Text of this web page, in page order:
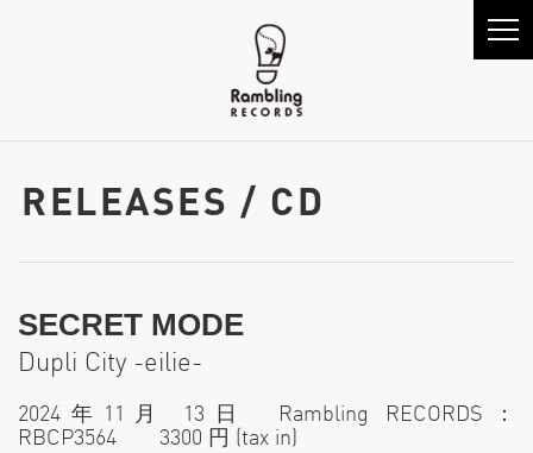
RELEASES / CD
SECRET MODE
Dupli City -eilie-
2024年11月 13日 Rambling RECORDS：
RBCP3564 3300 円 (tax in)